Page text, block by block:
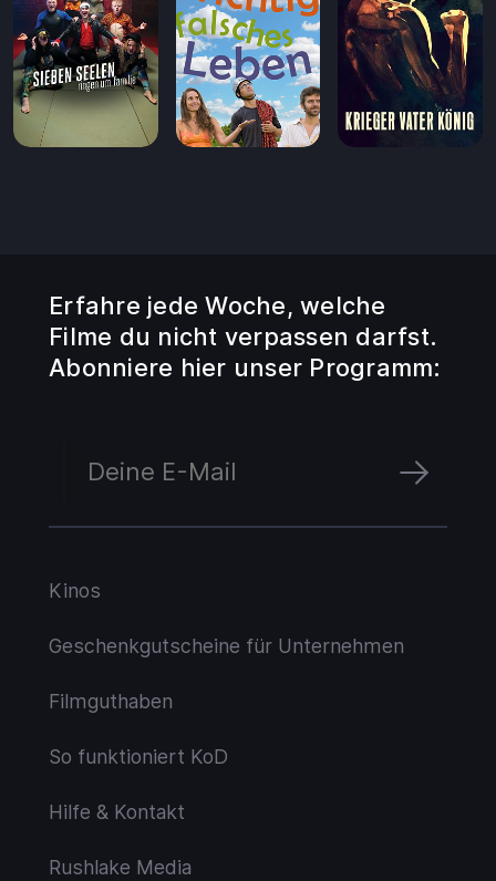
Erfahre jede Woche, welche
Filme du nicht verpassen darfst.
Abonniere hier unser Programm:
Kinos
Geschenkgutscheine für Unternehmen
Filmguthaben
So funktioniert KoD
Hilfe & Kontakt
Rushlake Media